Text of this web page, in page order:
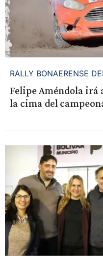
RALLY BONAERENSE
Felipe Améndola irá
la cima del